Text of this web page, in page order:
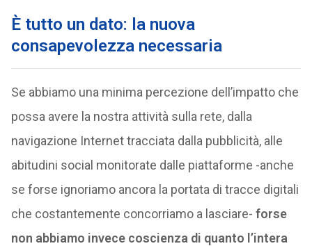
È tutto un dato: la nuova
consapevolezza necessaria
Se abbiamo una minima percezione dell’impatto che
possa avere la nostra attività sulla rete, dalla
navigazione Internet tracciata dalla pubblicità, alle
abitudini social monitorate dalle piattaforme -anche
se forse ignoriamo ancora la portata di tracce digitali
che costantemente concorriamo a lasciare- forse
non abbiamo invece coscienza di quanto l’intera